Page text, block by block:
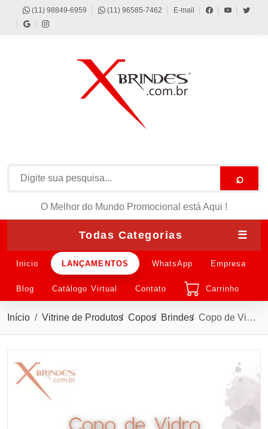
(11) 98849-6959 (11) 96585-7462 E-mail
⌕
O Melhor do Mundo Promocional está Aqui !
Todas Categorias ☰
Inicio LANÇAMENTOS WhatsApp Empresa
Blog Catálogo Virtual Contato Carrinho
Início Vitrine de Produtos Copos Brindes Copo de Vidro com 30 ML Kit vem com 6 Peças X09082